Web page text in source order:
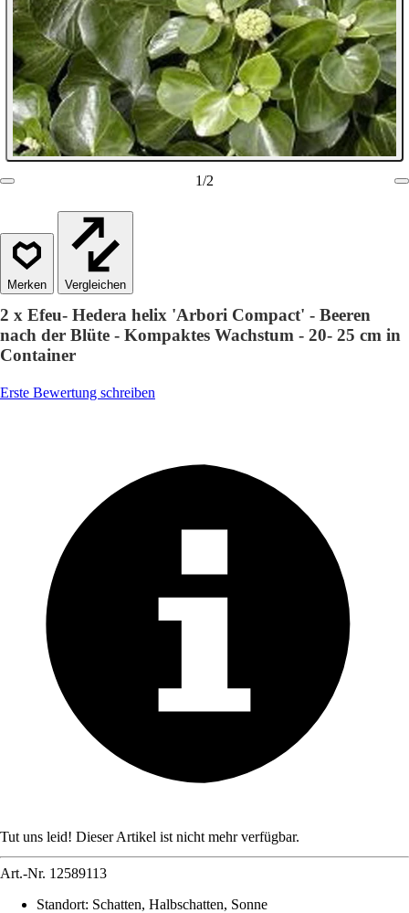
1/2
Vergleichen
2 x Efeu- Hedera helix 'Arbori Compact' - Beeren
nach der Blüte - Kompaktes Wachstum - 20- 25 cm in
Container
Erste Bewertung schreiben
Tut uns leid! Dieser Artikel ist nicht mehr verfügbar.
Art.-Nr. 12589113
Standort: Schatten, Halbschatten, Sonne